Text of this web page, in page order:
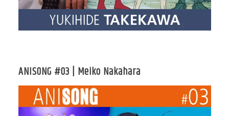
ANISONG #03 | Meiko Nakahara